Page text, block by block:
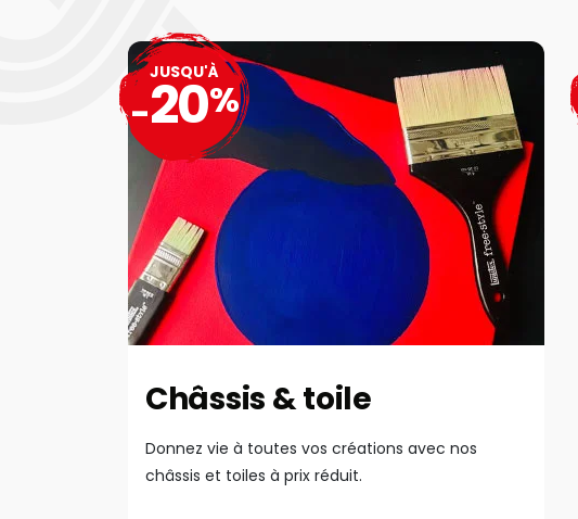
Châssis & toile
Donnez vie à toutes vos créations avec nos
châssis et toiles à prix réduit.
JUSQU'À
-20%